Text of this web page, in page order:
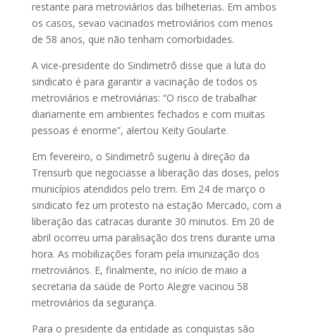
restante para metroviários das bilheterias. Em ambos
os casos, sevao vacinados metroviários com menos
de 58 anos, que não tenham comorbidades.
A vice-presidente do Sindimetrô disse que a luta do
sindicato é para garantir a vacinação de todos os
metroviários e metroviárias: “O risco de trabalhar
diariamente em ambientes fechados e com muitas
pessoas é enorme”, alertou Keity Goularte.
Em fevereiro, o Sindimetrô sugeriu à direção da
Trensurb que negociasse a liberação das doses, pelos
municípios atendidos pelo trem. Em 24 de março o
sindicato fez um protesto na estação Mercado, com a
liberação das catracas durante 30 minutos. Em 20 de
abril ocorreu uma paralisação dos trens durante uma
hora. As mobilizações foram pela imunização dos
metroviários. E, finalmente, no início de maio a
secretaria da saúde de Porto Alegre vacinou 58
metroviários da segurança.
Para o presidente da entidade as conquistas são